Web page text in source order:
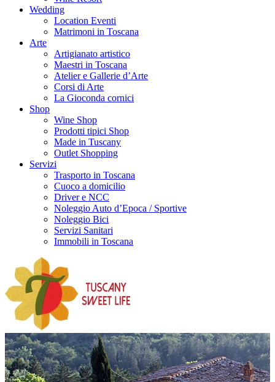
Wedding
Location Eventi
Matrimoni in Toscana
Arte
Artigianato artistico
Maestri in Toscana
Atelier e Gallerie d’Arte
Corsi di Arte
La Gioconda cornici
Shop
Wine Shop
Prodotti tipici Shop
Made in Tuscany
Outlet Shopping
Servizi
Trasporto in Toscana
Cuoco a domicilio
Driver e NCC
Noleggio Auto d’Epoca / Sportive
Noleggio Bici
Servizi Sanitari
Immobili in Toscana